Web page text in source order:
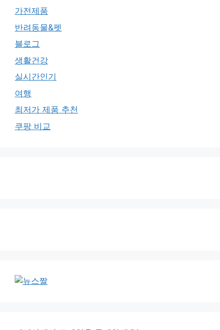
가전제품
반려동물&펫
블로그
생활건강
실시간인기
여행
최저가 제품 추천
쿠팡 비교